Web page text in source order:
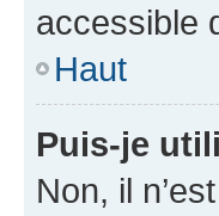
accessible
Haut
Puis-je
Non, il